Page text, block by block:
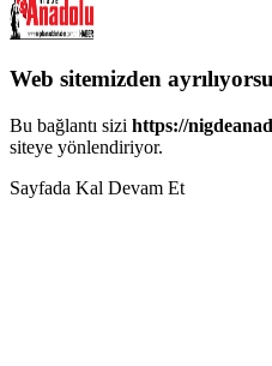
Web sitemizden
Bu bağlantı sizi https://
siteye yönlendiriyor.
Sayfada Kal Devam Et